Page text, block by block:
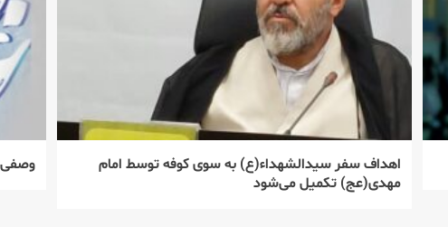
اهداف سفر سیدالشهداء(ع) به سوی کوفه توسط امام
مهدی(عج) تکمیل می‌شود
وصفی